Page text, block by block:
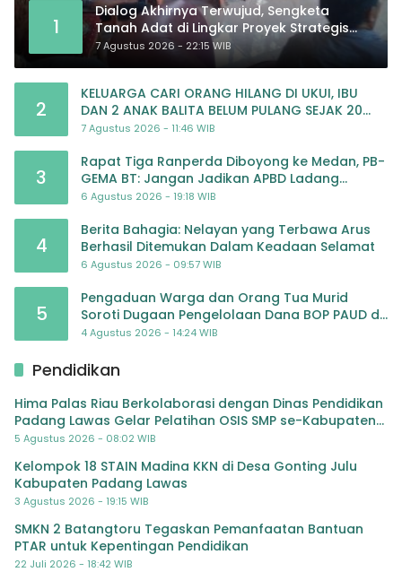
1
Dialog Akhirnya Terwujud, Sengketa
Tanah Adat di Lingkar Proyek Strategis
Nasional Memasuki Babak Baru
7 Agustus 2026 - 22:15 WIB
2
KELUARGA CARI ORANG HILANG DI UKUI, IBU
DAN 2 ANAK BALITA BELUM PULANG SEJAK 20
JULI 2026
7 Agustus 2026 - 11:46 WIB
3
Rapat Tiga Ranperda Diboyong ke Medan, PB-
GEMA BT: Jangan Jadikan APBD Ladang
Pembiayaan yang Tak Perlu
6 Agustus 2026 - 19:18 WIB
4
Berita Bahagia: Nelayan yang Terbawa Arus
Berhasil Ditemukan Dalam Keadaan Selamat
6 Agustus 2026 - 09:57 WIB
5
Pengaduan Warga dan Orang Tua Murid
Soroti Dugaan Pengelolaan Dana BOP PAUD di
TK Al-Ikhlas Tapanuli Selatan
4 Agustus 2026 - 14:24 WIB
Pendidikan
Hima Palas Riau Berkolaborasi dengan Dinas Pendidikan
Padang Lawas Gelar Pelatihan OSIS SMP se-Kabupaten
Padang Lawas
5 Agustus 2026 - 08:02 WIB
Kelompok 18 STAIN Madina KKN di Desa Gonting Julu
Kabupaten Padang Lawas
3 Agustus 2026 - 19:15 WIB
SMKN 2 Batangtoru Tegaskan Pemanfaatan Bantuan
PTAR untuk Kepentingan Pendidikan
22 Juli 2026 - 18:42 WIB